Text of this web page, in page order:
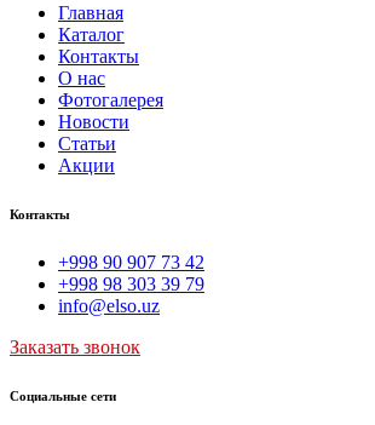
Главная
Каталог
Контакты
О нас
Фотогалерея
Новости
Статьи
Акции
Контакты
+998 90 907 73 42
+998 98 303 39 79
info@elso.uz
Заказать звонок
Социальные сети